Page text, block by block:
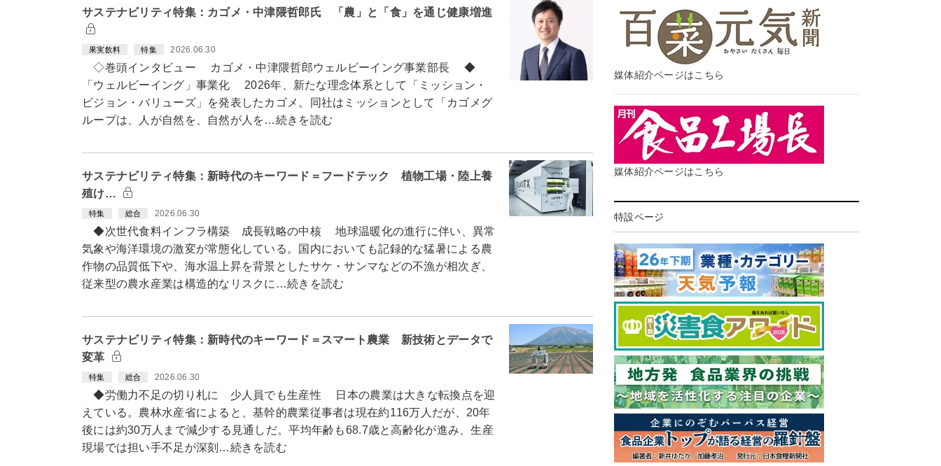
サステナビリティ特集：カゴメ・中津隈哲郎氏 「農」と「食」を通じ健康増進
果実飲料 特集 2026.06.30
◇巻頭インタビュー カゴメ・中津隈哲郎ウェルビーイング事業部長 ◆
「ウェルビーイング」事業化 2026年、新たな理念体系として「ミッション・
ビジョン・バリューズ」を発表したカゴメ。同社はミッションとして「カゴメグ
ループは、人が自然を、自然が人を…続きを読む
サステナビリティ特集：新時代のキーワード＝フードテック 植物工場・陸上養
殖け…
特集 総合 2026.06.30
◆次世代食料インフラ構築 成長戦略の中核 地球温暖化の進行に伴い、異常
気象や海洋環境の激変が常態化している。国内においても記録的な猛暑による農
作物の品質低下や、海水温上昇を背景としたサケ・サンマなどの不漁が相次ぎ、
従来型の農水産業は構造的なリスクに…続きを読む
サステナビリティ特集：新時代のキーワード＝スマート農業 新技術とデータで
変革
特集 総合 2026.06.30
◆労働力不足の切り札に 少人員でも生産性 日本の農業は大きな転換点を迎
えている。農林水産省によると、基幹的農業従事者は現在約116万人だが、20年
後には約30万人まで減少する見通しだ。平均年齢も68.7歳と高齢化が進み、生産
現場では担い手不足が深刻…続きを読む
媒体紹介ページはこちら
媒体紹介ページはこちら
特設ページ